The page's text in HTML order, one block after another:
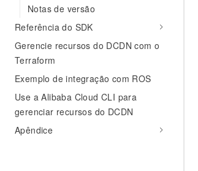
Notas de versão
Referência do SDK
Gerencie recursos do DCDN com o
Terraform
Exemplo de integração com ROS
Use a Alibaba Cloud CLI para
gerenciar recursos do DCDN
Apêndice